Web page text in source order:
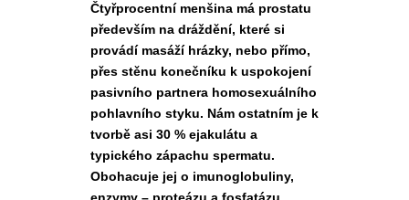
Čtyřprocentní menšina má prostatu
především na dráždění, které si
provádí masáží hrázky, nebo přímo,
přes stěnu konečníku k uspokojení
pasivního partnera homosexuálního
pohlavního styku. Nám ostatním je k
tvorbě asi 30 % ejakulátu a
typického zápachu spermatu.
Obohacuje jej o imunoglobuliny,